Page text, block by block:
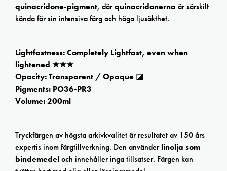
quinacridone-pigment, därquinacridonerna är särskilt
kända för sin intensiva färg och höga ljusäkthet.
Lightfastness: Completely Lightfast, even when
lightened ★★★
Opacity: Transparent / Opaque ◪
Pigments: PO36-PR3
Volume: 200ml
Tryckfärgen av högsta arkivkvalitet är resultatet av 150 års
expertis inom färgtillverkning. Den använderlinolja som
bindemedeloch innehåller inga tillsatser. Färgen kan